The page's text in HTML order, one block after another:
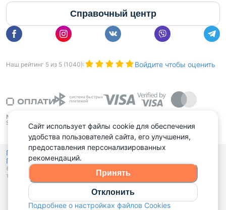
Справочный центр
Наш рейтинг 5 из 5 (1040): Войдите чтобы оценить
Политика конфиденциальности,
Политика обработки файлов куки
© 2015 - 2026, Domovita.by. Копирование материалов допускается
только при наличии активной ссылки.
Сайт использует файлы cookie для обеспечения
удобства пользователей сайта, его улучшения,
предоставления персонализированных
рекомендаций.
Принять
Отклонить
Подробнее о настройках файлов Cookies